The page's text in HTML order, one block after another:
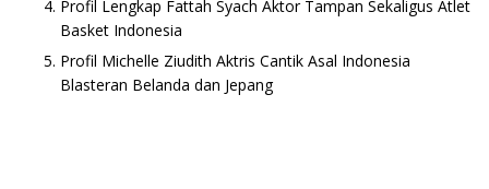
Profil Lengkap Fattah Syach Aktor Tampan Sekaligus Atlet
Basket Indonesia
Profil Michelle Ziudith Aktris Cantik Asal Indonesia
Blasteran Belanda dan Jepang